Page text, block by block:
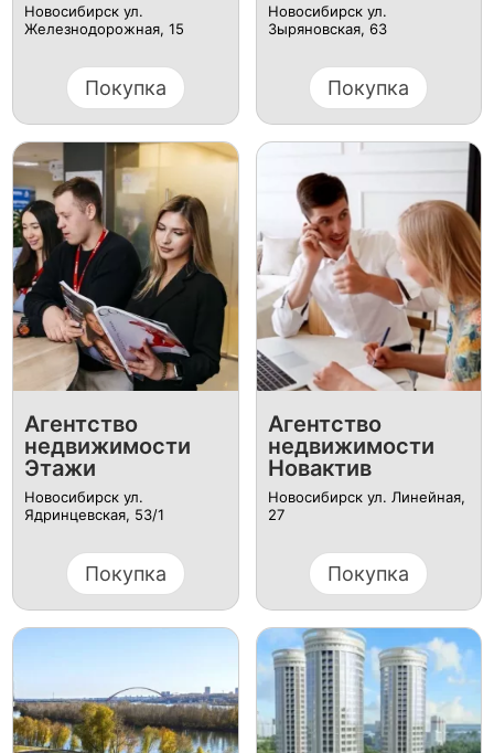
Новосибирск ул.
Железнодорожная, 15
Покупка
Новосибирск ул.
Зыряновская, 63
Покупка
Агентство
недвижимости
Этажи
Новосибирск ул.
Ядринцевская, 53/1
Покупка
Агентство
недвижимости
Новактив
Новосибирск ул. Линейная,
27
Покупка